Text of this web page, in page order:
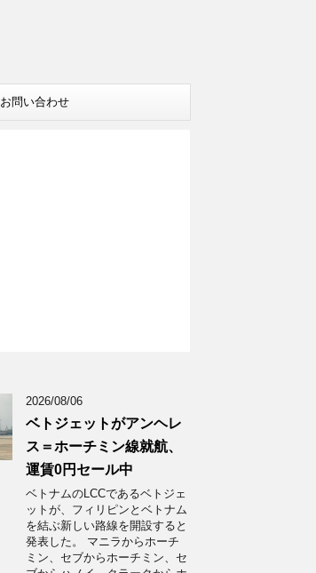
お問い合わせ
2026/08/06
ベトジェットがアンヘレ
ス＝ホーチミン線就航、
運賃0円セール中
ベトナムのLCCであるベトジェ
ットが、フィリピンとベトナム
を結ぶ新しい路線を開設すると
発表した。 マニラからホーチ
ミン、セブからホーチミン、セ